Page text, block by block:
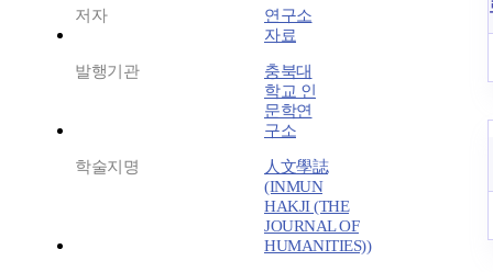
저자
연구소
자료
발행기관
충북대
학교 인
문학연
구소
학술지명
人文學誌
(INMUN
HAKJI (THE
JOURNAL OF
HUMANITIES))